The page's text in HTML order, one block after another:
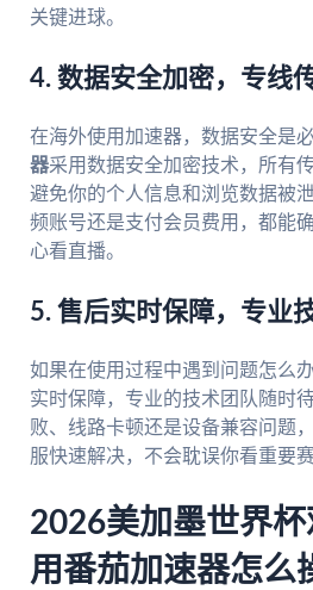
关键进球。
4. 数据安全加密，专线
在海外使用加速器，数据安全是必
器采用数据安全加密技术，所有
避免你的个人信息和浏览数据被
频账号还是支付会员费用，都能
心看直播。
5. 售后实时保障，专业
如果在使用过程中遇到问题怎么办
实时保障，专业的技术团队随时
败、线路卡顿还是设备兼容问题
服快速解决，不会耽误你看重要赛
2026美加墨世界杯
用番茄加速器怎么